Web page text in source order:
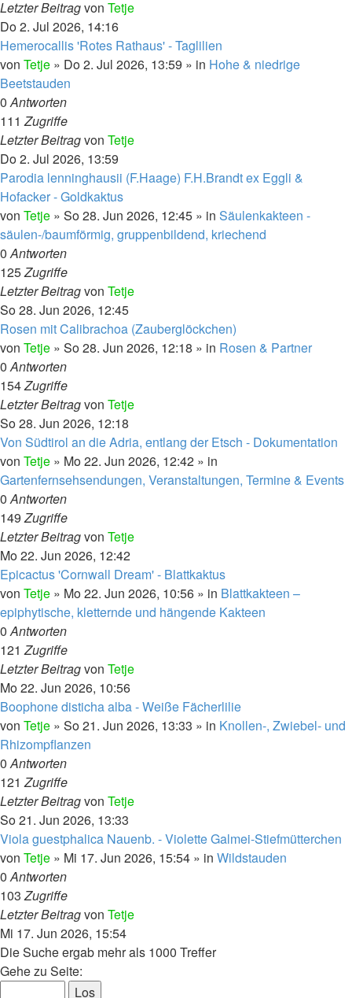
Letzter Beitragvon Tetje
Do 2. Jul 2026, 14:16
Hemerocallis 'Rotes Rathaus' - Taglilien
von Tetje » Do 2. Jul 2026, 13:59 » in Hohe & niedrige
Beetstauden
0Antworten
111Zugriffe
Letzter Beitragvon Tetje
Do 2. Jul 2026, 13:59
Parodia lenninghausii (F.Haage) F.H.Brandt ex Eggli &
Hofacker - Goldkaktus
von Tetje » So 28. Jun 2026, 12:45 » in Säulenkakteen -
säulen-/baumförmig, gruppenbildend, kriechend
0Antworten
125Zugriffe
Letzter Beitragvon Tetje
So 28. Jun 2026, 12:45
Rosen mit Calibrachoa (Zauberglöckchen)
von Tetje » So 28. Jun 2026, 12:18 » in Rosen & Partner
0Antworten
154Zugriffe
Letzter Beitragvon Tetje
So 28. Jun 2026, 12:18
Von Südtirol an die Adria, entlang der Etsch - Dokumentation
von Tetje » Mo 22. Jun 2026, 12:42 » in
Gartenfernsehsendungen, Veranstaltungen, Termine & Events
0Antworten
149Zugriffe
Letzter Beitragvon Tetje
Mo 22. Jun 2026, 12:42
Epicactus 'Cornwall Dream' - Blattkaktus
von Tetje » Mo 22. Jun 2026, 10:56 » in Blattkakteen –
epiphytische, kletternde und hängende Kakteen
0Antworten
121Zugriffe
Letzter Beitragvon Tetje
Mo 22. Jun 2026, 10:56
Boophone disticha alba - Weiße Fächerlilie
von Tetje » So 21. Jun 2026, 13:33 » in Knollen-, Zwiebel- und
Rhizompflanzen
0Antworten
121Zugriffe
Letzter Beitragvon Tetje
So 21. Jun 2026, 13:33
Viola guestphalica Nauenb. - Violette Galmei-Stiefmütterchen
von Tetje » Mi 17. Jun 2026, 15:54 » in Wildstauden
0Antworten
103Zugriffe
Letzter Beitragvon Tetje
Mi 17. Jun 2026, 15:54
Die Suche ergab mehr als 1000 Treffer
Seite
Gehe zu Seite: